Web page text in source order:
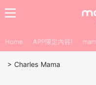
Home APP限定內容!
> Charles Mama